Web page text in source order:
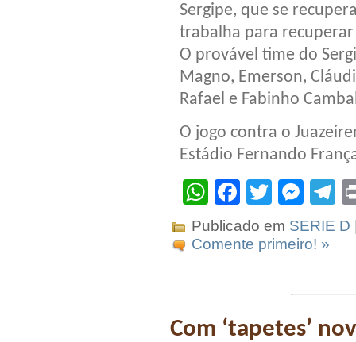
Sergipe, que se
trabalha para
O provável time do
Magno, Emerson,
Rafael e Fabinho
O jogo contra o
Estádio Fernando
WhatsApp
Facebook
Twitter
Publicado em SERIE D
Comente primeiro! »
Com ‘tapetes’